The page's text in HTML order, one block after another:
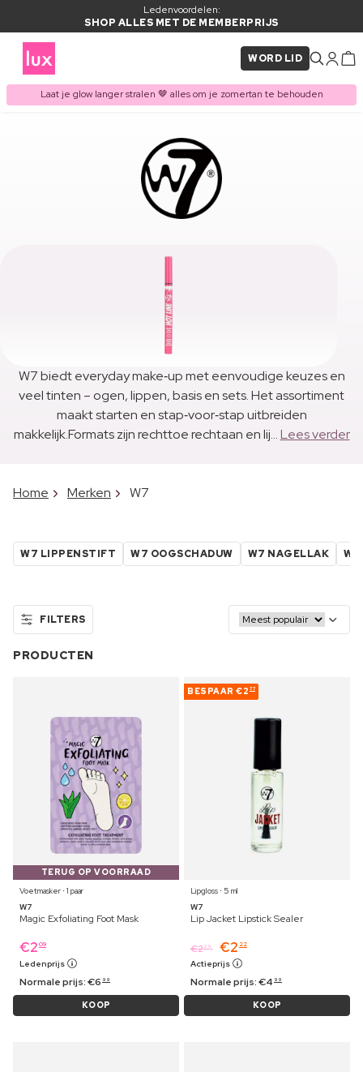
Ledenvoordelen:
SHOP ALLES MET DE MEMBERPRIJS
WORD LID
Laat je glow langer stralen 🤎 alles om je zomertan te behouden
W7 biedt everyday make‑up met eenvoudige keuzes en
veel tinten – ogen, lippen, basis en sets. Het assortiment
maakt starten en stap‑voor‑stap uitbreiden
makkelijk.Formats zijn rechttoe rechtaan en lij...Lees verder
Home Merken W7
W7 LIPPENSTIFT W7 OOGSCHADUW W7 NAGELLAK W7
FILTERS
PRODUCTEN
TERUG OP VOORRAAD
Voetmasker ⋅ 1 paar
W7
Magic Exfoliating Foot Mask
€2 09
Ledenprijs
Normale prijs:€6 99
KOOP
BESPAAR €2 77
Lipgloss ⋅ 5 ml
W7
Lip Jacket Lipstick Sealer
€229 €2 22
Actieprijs
Normale prijs:€4 99
KOOP